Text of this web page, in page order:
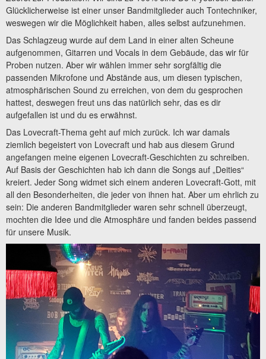
Glücklicherweise ist einer unser Bandmitglieder auch Tontechniker,
weswegen wir die Möglichkeit haben, alles selbst aufzunehmen.
Das Schlagzeug wurde auf dem Land in einer alten Scheune
aufgenommen, Gitarren und Vocals in dem Gebäude, das wir für
Proben nutzen. Aber wir wählen immer sehr sorgfältig die
passenden Mikrofone und Abstände aus, um diesen typischen,
atmosphärischen Sound zu erreichen, von dem du gesprochen
hattest, deswegen freut uns das natürlich sehr, das es dir
aufgefallen ist und du es erwähnst.
Das Lovecraft-Thema geht auf mich zurück. Ich war damals
ziemlich begeistert von Lovecraft und hab aus diesem Grund
angefangen meine eigenen Lovecraft-Geschichten zu schreiben.
Auf Basis der Geschichten hab ich dann die Songs auf „Deities“
kreiert. Jeder Song widmet sich einem anderen Lovecraft-Gott, mit
all den Besonderheiten, die jeder von ihnen hat. Aber um ehrlich zu
sein: Die anderen Bandmitglieder waren sehr schnell überzeugt,
mochten die Idee und die Atmosphäre und fanden beides passend
für unsere Musik.